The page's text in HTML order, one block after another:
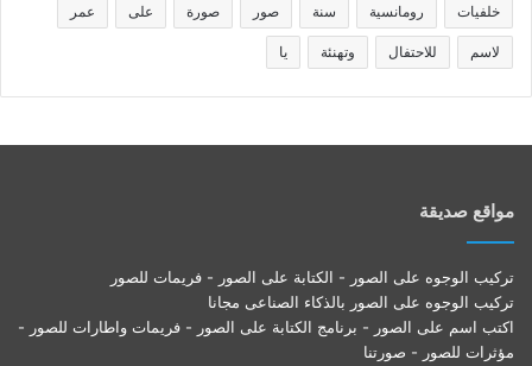
خلفيات رومانسية سنة صور صورة على عمر
لاسم للاحتفال وتهنئة يا
مواقع صديقة
تركيب الوجوه على الصور - الكتابة على الصور - فريمات للصور
تركيب الوجوه على الصور بالذكاء الصناعى مجانا
اكتب اسم على الصور - برنامج الكتابة على الصور - فريمات واطارات للصور -
مؤثرات للصور - صورتنا